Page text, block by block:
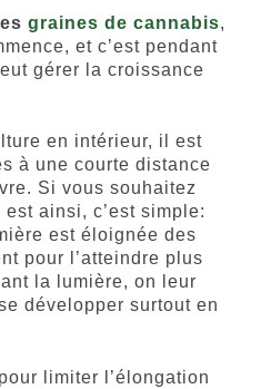
graines de cannabis,
et c’est pendant
gérer la croissance
en intérieur, il est
à une courte distance
Si vous souhaitez
ainsi, c’est simple:
est éloignée des
pour l’atteindre plus
la lumière, on leur
développer surtout en
limiter l’élongation